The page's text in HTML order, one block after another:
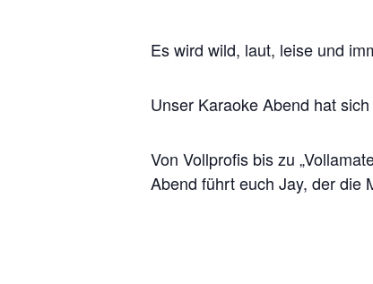
Es wird wild, laut, leise und
Unser Karaoke Abend hat
Von Vollprofis bis zu
Abend führt euch Jay, der die